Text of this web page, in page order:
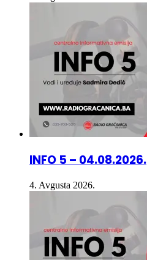
INFO 5 – 04.08.2026.
4. Avgusta 2026.